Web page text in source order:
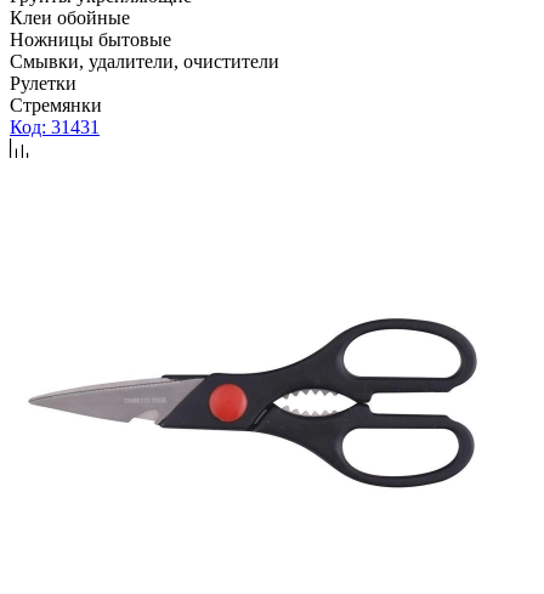
Клеи обойные
Ножницы бытовые
Смывки, удалители, очистители
Рулетки
Стремянки
Код: 31431